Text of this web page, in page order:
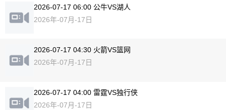
2026-07-17 06:00 公牛VS湖人
2026年-07月-17日
2026-07-17 04:30 火箭VS篮网
2026年-07月-17日
2026-07-17 04:00 雷霆VS独行侠
2026年-07月-17日